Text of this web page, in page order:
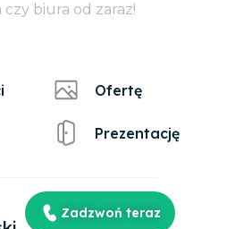
biura od zaraz!
Ofertę
Prezentację
Zadzwoń teraz